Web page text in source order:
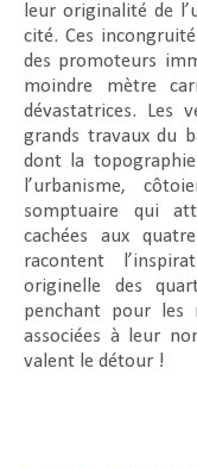
leur originalité de
cité. Ces
des promoteurs
moindre mètre
dévastatrices. Les
grands travaux du
dont la
l’urbanisme,
somptuaire qui
cachées aux
racontent
originelle des
penchant pour les
associées à leur
valent le détour !